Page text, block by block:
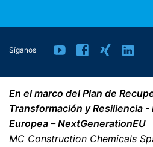
Síganos
En el marco del Plan de
Transformación y Resiliencia -
Europea – NextGenerationEU
MC Construction Chemicals